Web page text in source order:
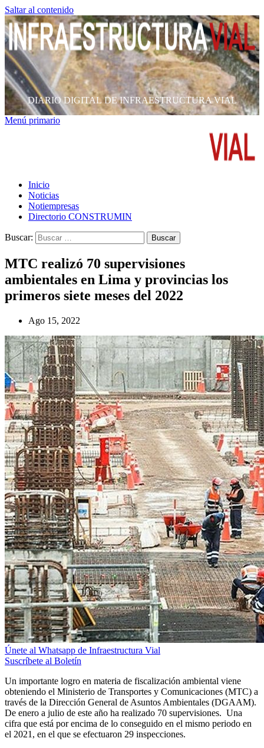
Saltar al contenido
DIARIO DIGITAL DE INFRAESTRUCTURA VIAL
Menú primario
Inicio
Noticias
Notiempresas
Directorio CONSTRUMIN
Buscar:
MTC realizó 70 supervisiones
ambientales en Lima y provincias los
primeros siete meses del 2022
Ago 15, 2022
Únete al Whatsapp de Infraestructura Vial
Suscríbete al Boletín
Un importante logro en materia de fiscalización ambiental viene
obteniendo el Ministerio de Transportes y Comunicaciones (MTC) a
través de la Dirección General de Asuntos Ambientales (DGAAM).
De enero a julio de este año ha realizado 70 supervisiones. Una
cifra que está por encima de lo conseguido en el mismo periodo en
el 2021, en el que se efectuaron 29 inspecciones.